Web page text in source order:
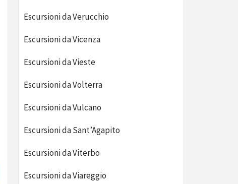
Escursioni da Verucchio
Escursioni da Vicenza
Escursioni da Vieste
Escursioni da Volterra
Escursioni da Vulcano
Escursioni da Sant’Agapito
Escursioni da Viterbo
Escursioni da Viareggio